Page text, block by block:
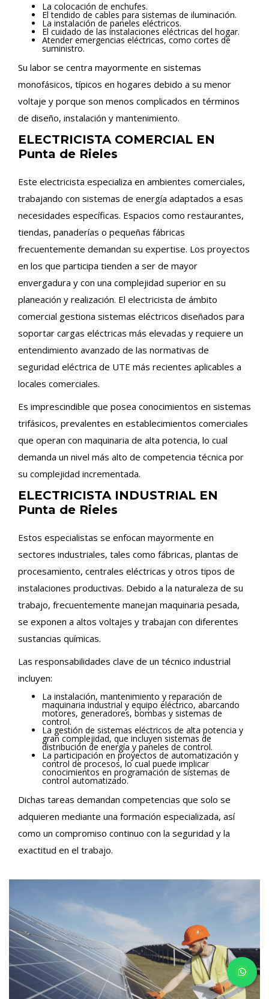
La colocación de enchufes.
El tendido de cables para sistemas de iluminación.
La instalación de paneles eléctricos.
El cuidado de las instalaciones eléctricas del hogar.
Atender emergencias eléctricas, como cortes de
suministro.
Su labor se centra mayormente en sistemas
monofásicos, típicos en hogares debido a su menor
voltaje y porque son menos complicados en términos
de diseño, instalación y mantenimiento.
ELECTRICISTA COMERCIAL EN
Punta de Rieles
Este electricista especializa en ambientes comerciales,
trabajando con sistemas de energía adaptados a esas
necesidades específicas. Espacios como restaurantes,
tiendas, panaderías o pequeñas fábricas
frecuentemente demandan su expertise. Los proyectos
en los que participa tienden a ser de mayor
envergadura y con una complejidad superior en su
planeación y realización. El electricista de ámbito
comercial gestiona sistemas eléctricos diseñados para
soportar cargas eléctricas más elevadas y requiere un
entendimiento avanzado de las normativas de
seguridad eléctrica de UTE más recientes aplicables a
locales comerciales.
Es imprescindible que posea conocimientos en sistemas
trifásicos, prevalentes en establecimientos comerciales
que operan con maquinaria de alta potencia, lo cual
demanda un nivel más alto de competencia técnica por
su complejidad incrementada.
ELECTRICISTA INDUSTRIAL EN
Punta de Rieles
Estos especialistas se enfocan mayormente en
sectores industriales, tales como fábricas, plantas de
procesamiento, centrales eléctricas y otros tipos de
instalaciones productivas. Debido a la naturaleza de su
trabajo, frecuentemente manejan maquinaria pesada,
se exponen a altos voltajes y trabajan con diferentes
sustancias químicas.
Las responsabilidades clave de un técnico industrial
incluyen:
La instalación, mantenimiento y reparación de
maquinaria industrial y equipo eléctrico, abarcando
motores, generadores, bombas y sistemas de
control.
La gestión de sistemas eléctricos de alta potencia y
gran complejidad, que incluyen sistemas de
distribución de energía y paneles de control.
La participación en proyectos de automatización y
control de procesos, lo cual puede implicar
conocimientos en programación de sistemas de
control automatizado.
Dichas tareas demandan competencias que solo se
adquieren mediante una formación especializada, así
como un compromiso continuo con la seguridad y la
exactitud en el trabajo.